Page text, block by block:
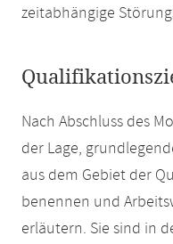
zeitabhängige
Nach Abschluss des
der Lage,
aus dem Gebiet der
benennen und
erläutern. Sie sind in